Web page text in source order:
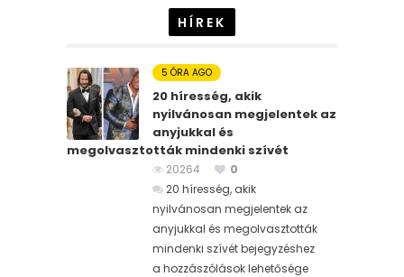
HÍREK
5 ÓRA AGO
20 híresség, akik
nyilvánosan megjelentek az
anyjukkal és
megolvasztották mindenki szívét
20264
0
20 híresség, akik
nyilvánosan megjelentek az
anyjukkal és megolvasztották
mindenki szívét bejegyzéshez
a hozzászólások lehetősége